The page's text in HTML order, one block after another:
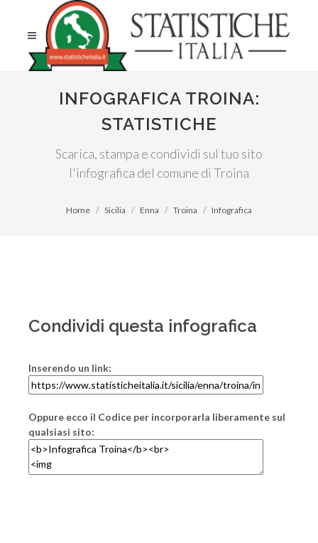
INFOGRAFICA TROINA:
STATISTICHE
Scarica, stampa e condividi sul tuo sito
l'infografica del comune di Troina
Home Sicilia Enna Troina Infografica
Condividi questa infografica
Inserendo un link:
Oppure ecco il Codice per incorporarla liberamente sul
qualsiasi sito: